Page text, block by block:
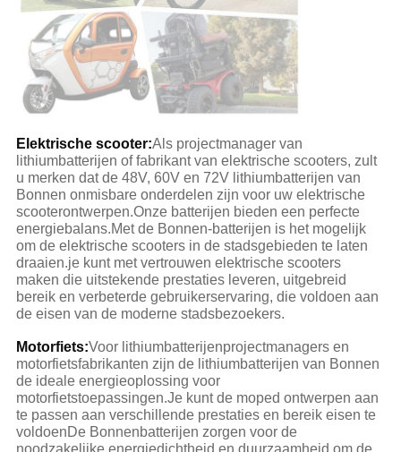
Elektrische scooter:Als projectmanager van
lithiumbatterijen of fabrikant van elektrische scooters, zult
u merken dat de 48V, 60V en 72V lithiumbatterijen van
Bonnen onmisbare onderdelen zijn voor uw elektrische
scooterontwerpen.Onze batterijen bieden een perfecte
energiebalans.Met de Bonnen-batterijen is het mogelijk
om de elektrische scooters in de stadsgebieden te laten
draaien.je kunt met vertrouwen elektrische scooters
maken die uitstekende prestaties leveren, uitgebreid
bereik en verbeterde gebruikerservaring, die voldoen aan
de eisen van de moderne stadsbezoekers.
Motorfiets:Voor lithiumbatterijenprojectmanagers en
motorfietsfabrikanten zijn de lithiumbatterijen van Bonnen
de ideale energieoplossing voor
motorfietstoepassingen.Je kunt de moped ontwerpen aan
te passen aan verschillende prestaties en bereik eisen te
voldoenDe Bonnen­batterijen zorgen voor de
noodzakelijke energie­dichtheid en duurzaamheid om de